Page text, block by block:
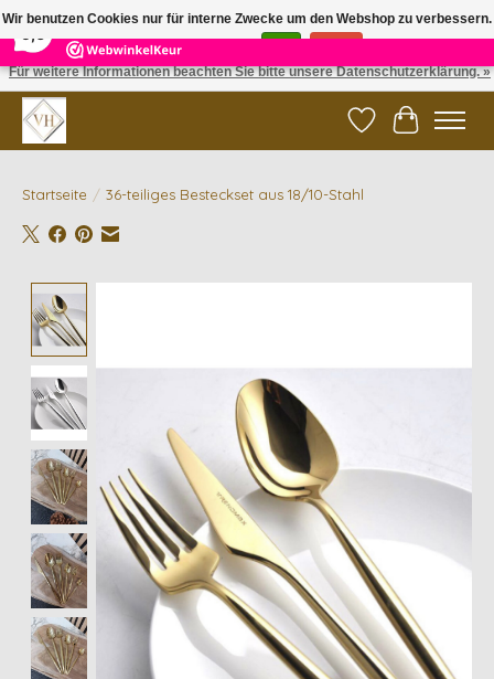
5 Reviews ×
✓ Gratis verzending vanaf €200 | ✓ 14 dagen retourneren
Wunschzettel
Ihr
Startseite / 36-teiliges Besteckset aus 18/10-Stahl
Wir benutzen Cookies nur für interne Zwecke um den Webshop zu verbessern.
Ist das in Ordnung?
Für weitere Informationen beachten Sie bitte unsere Datenschutzerklärung. »